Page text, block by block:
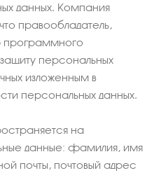
данных. Компания
правообладатель,
программного
персональных
изложенным в
персональных данных.
на
данные: фамилия, имя
почты, почтовый адрес